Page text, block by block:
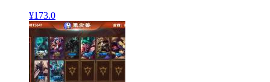
¥173.0